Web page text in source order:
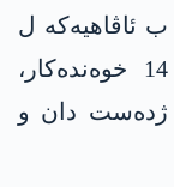
8 بەرچلەیا 2023 ئاگر ب ئاڤاھیەکە ل
باژارێ سۆرانێ کەت و تێ دە 14 خوەندەکار،
ژدەست دان و